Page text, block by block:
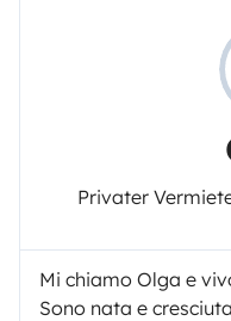
Privater
Mi chiamo Olga e
Sono nata e